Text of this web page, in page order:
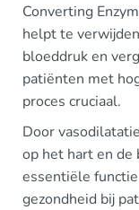
Converting
helpt te
bloeddruk en
patiënten met
proces cruciaal.
Door
op het hart en de
essentiële
gezondheid bij